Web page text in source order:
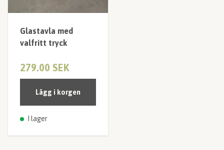
Glastavla med
valfritt tryck
279.00 SEK
Lägg i korgen
I lager